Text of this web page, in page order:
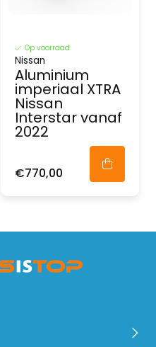
Op voorraad
Nissan
Aluminium
imperiaal XTRA
Nissan
Interstar vanaf
2022
€770,00